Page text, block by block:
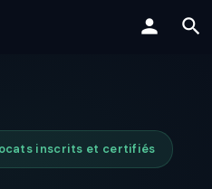
inscrits et certifiés